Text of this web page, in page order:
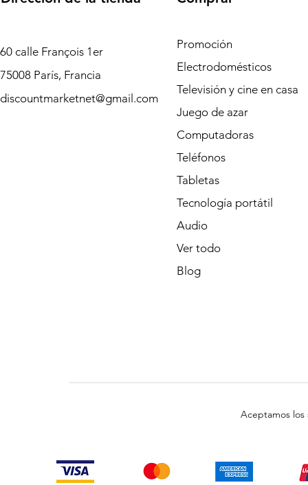
60 calle François 1er
75008 París, Francia
discountmarketnet@gmail.com
Promoción
Electrodomésticos
Televisión y cine en casa
Juego de azar
Computadoras
Teléfonos
Tabletas
Tecnología portátil
Audio
Ver todo
Blog
Aceptamos